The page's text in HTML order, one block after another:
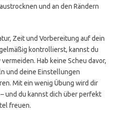
und an den Rändern
Zeit und Vorbereitung auf dein
kontrollierst, kannst du
Hab keine Scheu davor,
und deine Einstellungen
Mit ein wenig Übung wird dir
und du kannst dich über perfekt
freuen.